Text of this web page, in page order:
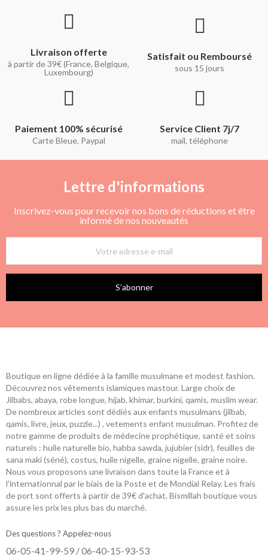
Livraison offerte
à partir de 39€ (France, Belgique,
Luxembourg)
Satisfait ou Remboursé
sous 15 jours
Paiement 100% sécurisé
Carte Bleue, Paypal
Service Client 7j/7
mail, téléphone
Lettre d'informations
Inscrivez-vous pour recevoir nos bons de réductions et être
informé de nos nouveautés
S’abonner
Boutique en ligne dédiée à la famille musulmane et modest fashion.
Découvrez nos vêtements islamiques mastour. Large choix de
Jilbabs, abaya, robe longue, hijab, khimar, burkini, qamis, muslim wear.
De nombreux articles sont dédiés aux enfants musulmans (jilbab,
qamis, livre, jeux, puzzle...) , vetements enfant musulman. Profitez de
notre gamme de produits de médecine prophétique, santé et soins
naturels : huile naturelle bio, habba sawda, jujubier (sidr), feuilles de
sana maki (séné), costus, huile nigelle, graine nigelle, graine noire.
Nous vous proposons une livraison dans toute la France et à
l'internationnal par le biais de la Poste et de Mondial Relay. Les frais
de port sont offerts à partir de 39€ d'achat. Bismillah boutique vous
assure les prix les plus bas du marché.
Des questions ? Appelez-nous
06-05-41-99-59 / 06-40-15-93-53